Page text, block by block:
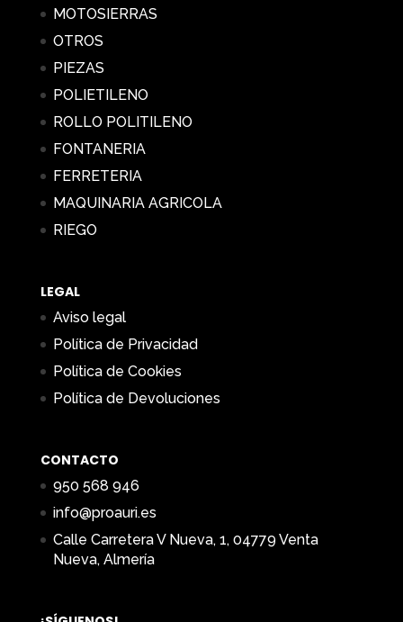
MOTOSIERRAS
OTROS
PIEZAS
POLIETILENO
ROLLO POLITILENO
FONTANERIA
FERRETERIA
MAQUINARIA AGRICOLA
RIEGO
LEGAL
Aviso legal
Política de Privacidad
Política de Cookies
Política de Devoluciones
CONTACTO
950 568 946
info@proauri.es
Calle Carretera V Nueva, 1, 04779 Venta
Nueva, Almería